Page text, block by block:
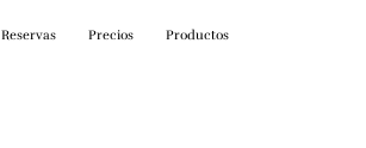
Reservas Precios Productos